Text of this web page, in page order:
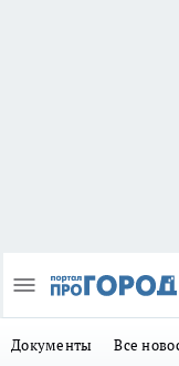
Документы Все